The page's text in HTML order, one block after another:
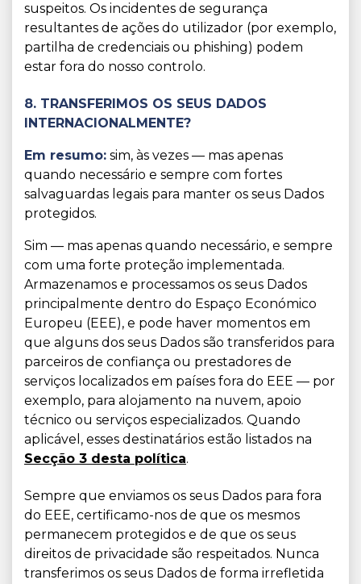
suspeitos. Os incidentes de segurança
resultantes de ações do utilizador (por exemplo,
partilha de credenciais ou phishing) podem
estar fora do nosso controlo.
8. TRANSFERIMOS OS SEUS DADOS
INTERNACIONALMENTE?
Em resumo: sim, às vezes — mas apenas
quando necessário e sempre com fortes
salvaguardas legais para manter os seus Dados
protegidos.
Sim — mas apenas quando necessário, e sempre
com uma forte proteção implementada.
Armazenamos e processamos os seus Dados
principalmente dentro do Espaço Económico
Europeu (EEE), e pode haver momentos em
que alguns dos seus Dados são transferidos para
parceiros de confiança ou prestadores de
serviços localizados em países fora do EEE — por
exemplo, para alojamento na nuvem, apoio
técnico ou serviços especializados. Quando
aplicável, esses destinatários estão listados na
Secção 3 desta política.
Sempre que enviamos os seus Dados para fora
do EEE, certificamo-nos de que os mesmos
permanecem protegidos e de que os seus
direitos de privacidade são respeitados. Nunca
transferimos os seus Dados de forma irrefletida